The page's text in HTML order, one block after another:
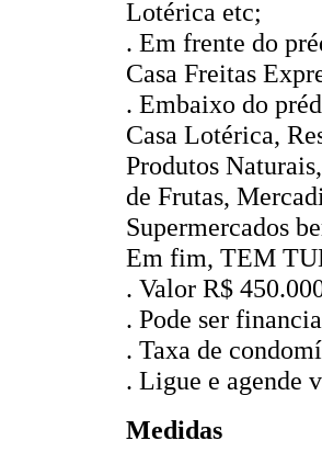
Lotérica etc;
. Em frente do
Casa Freitas
. Embaixo do
Casa Lotérica,
Produtos
de Frutas,
Supermercados
Em fim, TEM
. Valor R$
. Pode ser
. Taxa de
. Ligue e agende
Medidas